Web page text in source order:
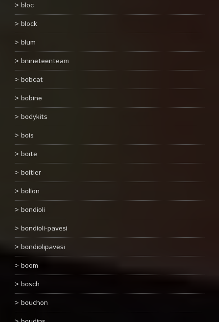
bloc
block
blum
bnineteenteam
bobcat
bobine
bodykits
bois
boite
boîtier
bollon
bondioli
bondioli-pavesi
bondiolipavesi
boom
bosch
bouchon